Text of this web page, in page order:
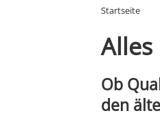
Startseite
Ob
den